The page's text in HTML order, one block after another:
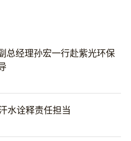
总经理孙宏一行赴紫光环保
水诠释责任担当